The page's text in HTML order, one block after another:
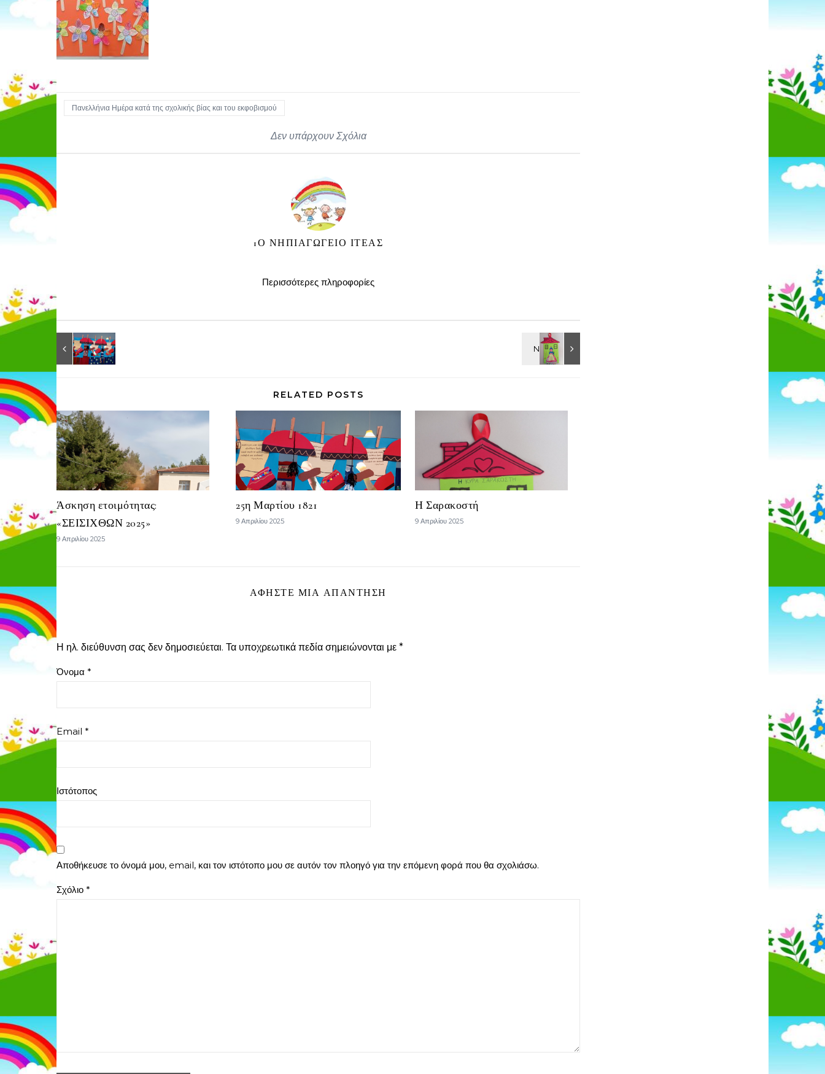
Πανελλήνια Ημέρα κατά της σχολικής βίας και του εκφοβισμού
Δεν υπάρχουν Σχόλια
1Ο ΝΗΠΙΑΓΩΓΕΙΟ ΙΤΕΑΣ
Περισσότερες πληροφορίες
RELATED POSTS
Άσκηση ετοιμότητας:
«ΣΕΙΣΙΧΘΩΝ 2025»
9 Απριλίου 2025
25η Μαρτίου 1821
9 Απριλίου 2025
Η Σαρακοστή
9 Απριλίου 2025
ΑΦΉΣΤΕ ΜΙΑ ΑΠΆΝΤΗΣΗ
Η ηλ. διεύθυνση σας δεν δημοσιεύεται. Τα υποχρεωτικά πεδία σημειώνονται με *
Όνομα *
Email *
Ιστότοπος
Αποθήκευσε το όνομά μου, email, και τον ιστότοπο μου σε αυτόν τον πλοηγό για την επόμενη φορά που θα σχολιάσω.
Σχόλιο *